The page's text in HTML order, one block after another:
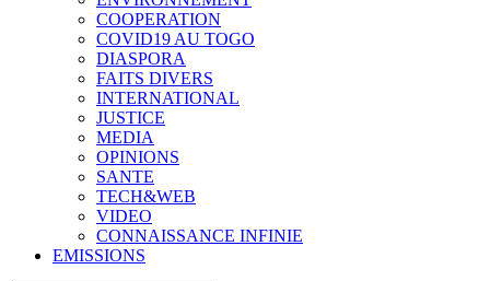
COOPERATION
COVID19 AU TOGO
DIASPORA
FAITS DIVERS
INTERNATIONAL
JUSTICE
MEDIA
OPINIONS
SANTE
TECH&WEB
VIDEO
CONNAISSANCE INFINIE
EMISSIONS